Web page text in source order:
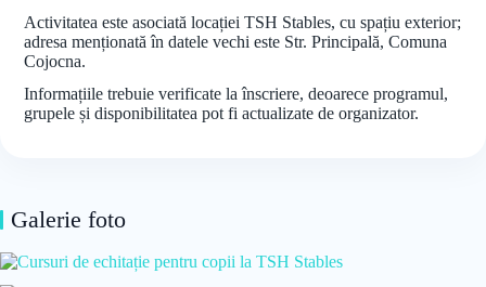
Activitatea este asociată locației TSH Stables, cu spațiu exterior;
adresa menționată în datele vechi este Str. Principală, Comuna
Cojocna.
Informațiile trebuie verificate la înscriere, deoarece programul,
grupele și disponibilitatea pot fi actualizate de organizator.
Galerie foto